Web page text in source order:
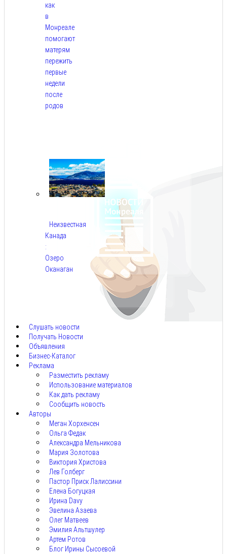
как
в
Монреале
помогают
матерям
пережить
первые
недели
после
родов
Неизвестная
Канада
:
Озеро
Оканаган
Слушать новости
Получать Новости
Объявления
Бизнес-Каталог
Реклама
Разместить рекламу
Использование материалов
Как дать рекламу
Сообщить новость
Авторы
Меган Хорхенсен
Ольга Федак
Александра Мельникова
Мария Золотова
Виктория Христова
Лев Голберг
Пастор Приск Лалиссини
Елена Богуцкая
Ирина Davy
Эвелина Азаева
Олег Матвеев
Эмилия Альтшулер
Артем Ротов
Блог Ирины Сысоевой